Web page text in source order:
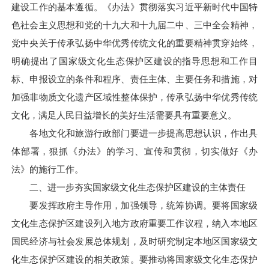
建设工作的基本遵循。《办法》贯彻落实习近平新时代中国特
色社会主义思想和党的十九大和十九届二中、三中全会精神，
党中央关于传承弘扬中华优秀传统文化的重要精神贯穿始终，
明确提出了国家级文化生态保护区建设的指导思想和工作目
标、申报设立的条件和程序、责任主体、主要任务和措施，对
加强非物质文化遗产区域性整体保护，传承弘扬中华优秀传统
文化，满足人民日益增长的美好生活需要具有重要意义。
各地文化和旅游行政部门要进一步提高思想认识，作出具
体部署，狠抓《办法》的学习、宣传和贯彻，切实做好《办
法》的施行工作。
二、进一步夯实国家级文化生态保护区建设的主体责任
要发挥政府主导作用，加强领导，统筹协调。要将国家级
文化生态保护区建设列入地方政府重要工作议程，纳入本地区
国民经济与社会发展总体规划，及时研究制定本地区国家级文
化生态保护区建设的相关政策。要推动将国家级文化生态保护